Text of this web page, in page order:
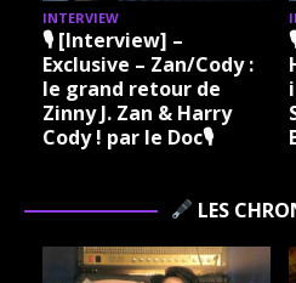
INTERVIEW
🎙 [Interview] –
Exclusive – Zan/Cody :
le grand retour de
Zinny J. Zan & Harry
Cody ! par le Doc🎙
LES